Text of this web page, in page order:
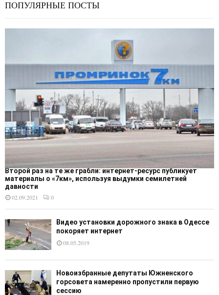
ПОПУЛЯРНЫЕ ПОСТЫ
Второй раз на те же грабли: интернет-ресурс публикует
материалы о «7км», используя выдумки семилетней
давности
02.09.2021
0
Видео установки дорожного знака в Одессе
покоряет интернет
08.05.2019
Новоизбранные депутаты Южненского
горсовета намеренно пропустили первую
сессию